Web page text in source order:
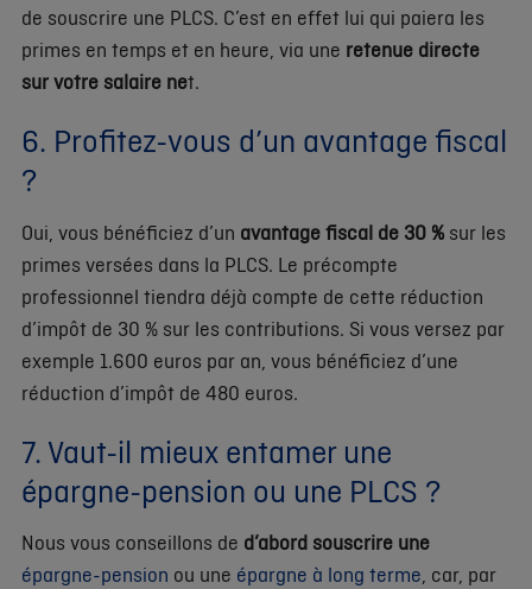
de souscrire une PLCS. C’est en effet lui qui paiera les
primes en temps et en heure, via une retenue directe
sur votre salaire net.
6. Profitez-vous d’un avantage fiscal
?
Oui, vous bénéficiez d’un avantage fiscal de 30 % sur les
primes versées dans la PLCS. Le précompte
professionnel tiendra déjà compte de cette réduction
d’impôt de 30 % sur les contributions. Si vous versez par
exemple 1.600 euros par an, vous bénéficiez d’une
réduction d’impôt de 480 euros.
7. Vaut-il mieux entamer une
épargne-pension ou une PLCS ?
Nous vous conseillons de d’abord souscrire une
épargne-pension ou une épargne à long terme, car, par